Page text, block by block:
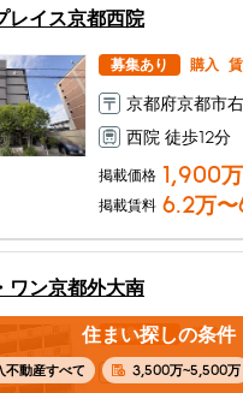
住まい探しの条件
不動産すべて 3,500万~5,500万
レイス京都西院
募集あり 購入
京都府京都市
西院 徒歩12分
掲載価格 1,900万
掲載賃料 6.2万〜
ワン京都外大南
募集あり 賃貸
京都府京都市